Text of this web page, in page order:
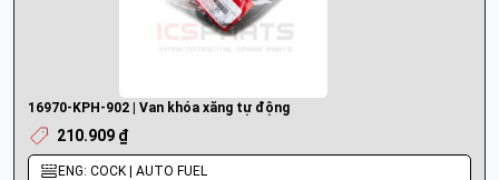
16970-KPH-902 | Van khóa xăng tự động
210.909 ₫
ENG: COCK | AUTO FUEL